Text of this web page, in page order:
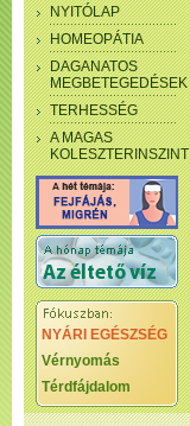
NYITÓLAP
HOMEOPÁTIA
DAGANATOS
MEGBETEGEDÉSEK
TERHESSÉG
A MAGAS
KOLESZTERINSZINT
NYÁRI EGÉSZSÉG
Vérnyomás
Térdfájdalom